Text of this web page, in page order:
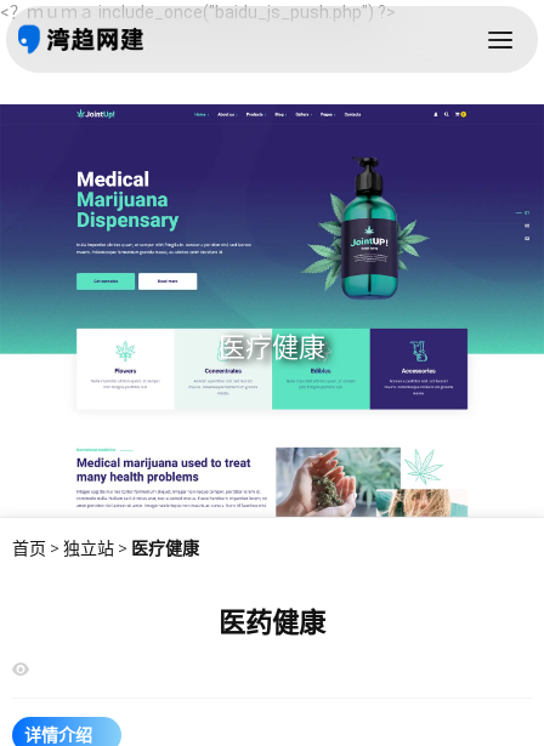
<？ｍｕｍａ include_once("baidu_js_push.php") ?>
医疗健康
首页 > 独立站 > 医疗健康
医药健康
详情介绍